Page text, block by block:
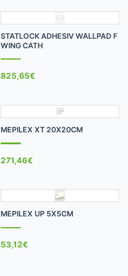
STATLOCK ADHESIV WALLPAD F
WING CATH
825,65€
MEPILEX XT 20X20CM
271,46€
MEPILEX UP 5X5CM
53,12€